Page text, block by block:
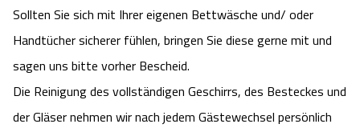
Sollten Sie sich mit Ihrer eigenen Bettwäsche und/ oder
Handtücher sicherer fühlen, bringen Sie diese gerne mit und
sagen uns bitte vorher Bescheid.
Die Reinigung des vollständigen Geschirrs, des Besteckes und
der Gläser nehmen wir nach jedem Gästewechsel persönlich